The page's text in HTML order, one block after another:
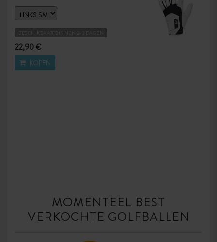
BESCHIKBAAR BINNEN 2-3 DAGEN
22,90 €
KOPEN
MOMENTEEL BEST
VERKOCHTE GOLFBALLEN